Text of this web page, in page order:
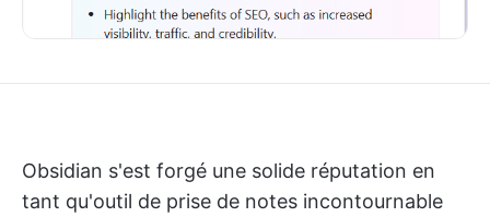
Obsidian s'est forgé une solide réputation en
tant qu'outil de prise de notes incontournable